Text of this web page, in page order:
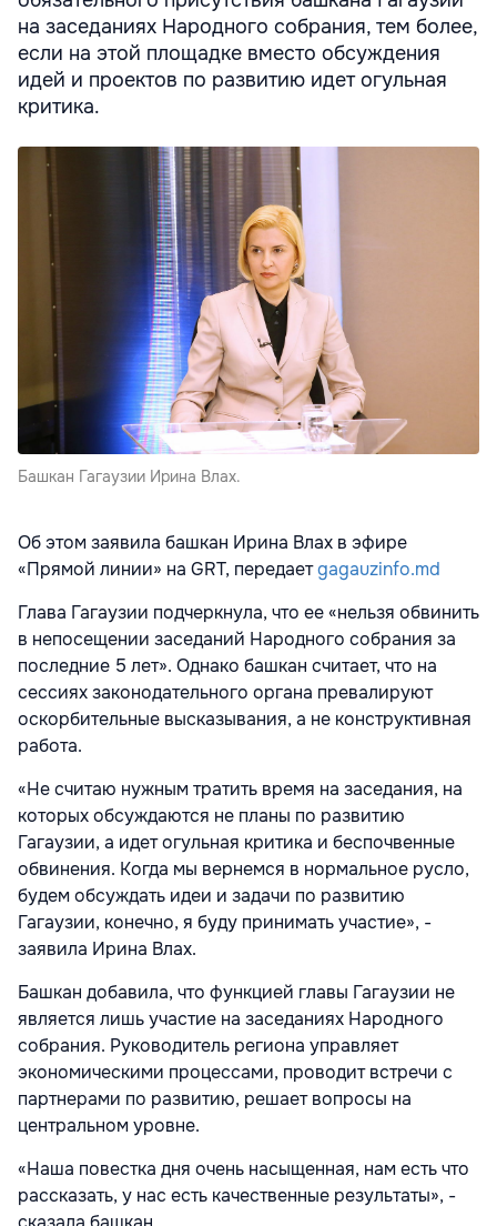
на заседаниях Народного собрания, тем более,
если на этой площадке вместо обсуждения
идей и проектов по развитию идет огульная
критика.
Башкан Гагаузии Ирина Влах.
Об этом заявила башкан Ирина Влах в эфире
«Прямой линии» на GRT, передаетgagauzinfo.md
Глава Гагаузии подчеркнула, что ее «нельзя обвинить
в непосещении заседаний Народного собрания за
последние 5 лет». Однако башкан считает, что на
сессиях законодательного органа превалируют
оскорбительные высказывания, а не конструктивная
работа.
«Не считаю нужным тратить время на заседания, на
которых обсуждаются не планы по развитию
Гагаузии, а идет огульная критика и беспочвенные
обвинения. Когда мы вернемся в нормальное русло,
будем обсуждать идеи и задачи по развитию
Гагаузии, конечно, я буду принимать участие», -
заявила Ирина Влах.
Башкан добавила, что функцией главы Гагаузии не
является лишь участие на заседаниях Народного
собрания. Руководитель региона управляет
экономическими процессами, проводит встречи с
партнерами по развитию, решает вопросы на
центральном уровне.
«Наша повестка дня очень насыщенная, нам есть что
рассказать, у нас есть качественные результаты», -